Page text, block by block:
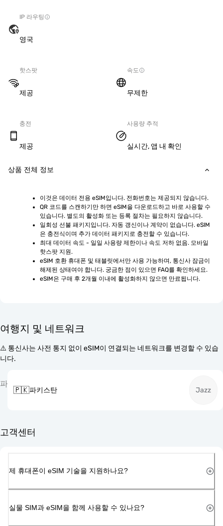
IP 라우팅
영국
핫스팟
제공
속도
무제한
충전
제공
사용량 추적
실시간, 앱 내 확인
상품 전체 정보
이것은 데이터 전용 eSIM입니다. 전화번호는 제공되지 않습니다.
QR 코드를 스캔하기만 하면 eSIM을 다운로드하고 바로 사용할 수
있습니다. 별도의 활성화 또는 등록 절차는 필요하지 않습니다.
일회성 선불 패키지입니다. 자동 갱신이나 계약이 없습니다. eSIM
은 충전식이며 추가 데이터 패키지로 충전할 수 있습니다.
최대 데이터 속도 - 일일 사용량 제한이나 속도 저하 없음. 모바일
핫스팟 지원.
eSIM 호환 휴대폰 및 태블릿에서만 사용 가능하며, 통신사 잠금이
해제된 상태여야 합니다. 궁금한 점이 있으면 FAQ를 확인하세요.
eSIM은 구매 후 2개월 이내에 활성화하지 않으면 만료됩니다.
여행지 및 네트워크
⚠️ 통신사는 사전 통지 없이 eSIM이 연결되는 네트워크를 변경할 수 있습
니다.
파
🇵🇰파키스탄 Jazz
고객센터
제 휴대폰이 eSIM 기술을 지원하나요?
실물 SIM과 eSIM을 함께 사용할 수 있나요?